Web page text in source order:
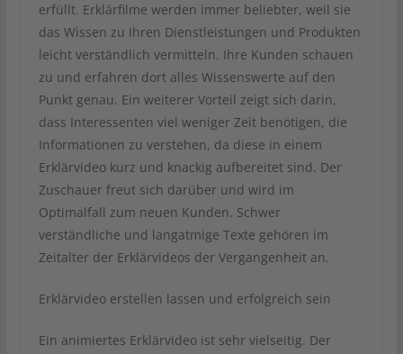
erfüllt. Erklärfilme werden immer beliebter, weil sie
das Wissen zu Ihren Dienstleistungen und Produkten
leicht verständlich vermitteln. Ihre Kunden schauen
zu und erfahren dort alles Wissenswerte auf den
Punkt genau. Ein weiterer Vorteil zeigt sich darin,
dass Interessenten viel weniger Zeit benötigen, die
Informationen zu verstehen, da diese in einem
Erklärvideo kurz und knackig aufbereitet sind. Der
Zuschauer freut sich darüber und wird im
Optimalfall zum neuen Kunden. Schwer
verständliche und langatmige Texte gehören im
Zeitalter der Erklärvideos der Vergangenheit an.
Erklärvideo erstellen lassen und erfolgreich sein
Ein animiertes Erklärvideo ist sehr vielseitig. Der